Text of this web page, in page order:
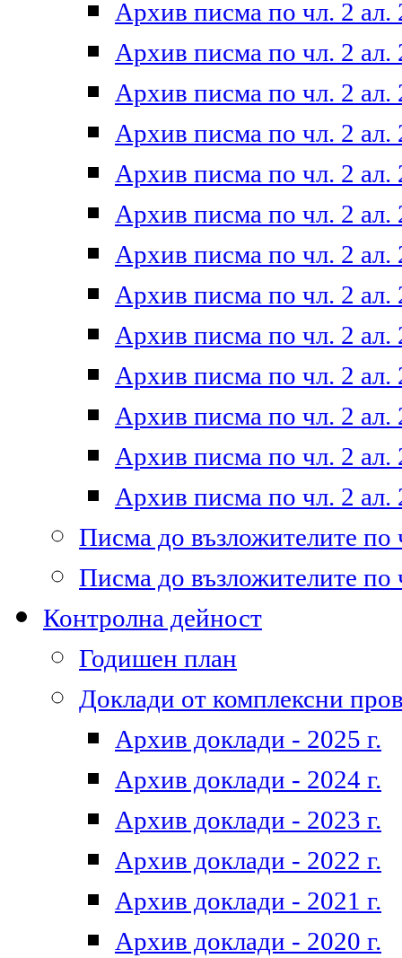
Архив писма по чл. 2 ал.
Архив писма по чл. 2 ал.
Архив писма по чл. 2 ал.
Архив писма по чл. 2 ал.
Архив писма по чл. 2 ал.
Архив писма по чл. 2 ал.
Архив писма по чл. 2 ал.
Архив писма по чл. 2 ал.
Архив писма по чл. 2 ал.
Архив писма по чл. 2 ал.
Архив писма по чл. 2 ал.
Архив писма по чл. 2 ал.
Архив писма по чл. 2 ал.
Писма до възложителите по
Писма до възложителите по
Контролна дейност
Годишен план
Доклади от комплексни
Архив доклади - 2025 г.
Архив доклади - 2024 г.
Архив доклади - 2023 г.
Архив доклади - 2022 г.
Архив доклади - 2021 г.
Архив доклади - 2020 г.